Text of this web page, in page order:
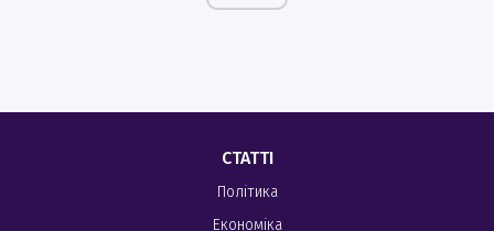
СТАТТІ
Політика
Економіка